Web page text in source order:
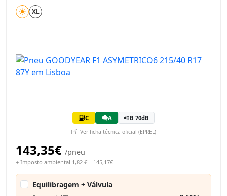
XL
C A B 70dB
Ver ficha técnica oficial (EPREL)
143,35€ /pneu
+ Imposto ambiental 1,82 € = 145,17€
Equilibragem + Válvula